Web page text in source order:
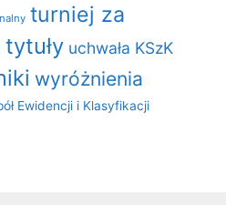
turniej za
tytuły uchwała KSzK
wyróżnienia
Ewidencji i Klasyfikacji